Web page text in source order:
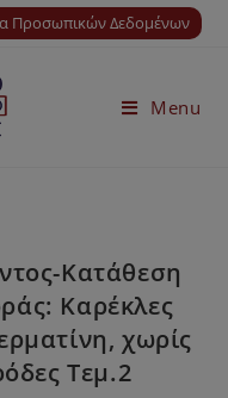
Προσωπικών Δεδομένων
Menu
Κατάθεση
Καρέκλες
χωρίς
Τεμ.2